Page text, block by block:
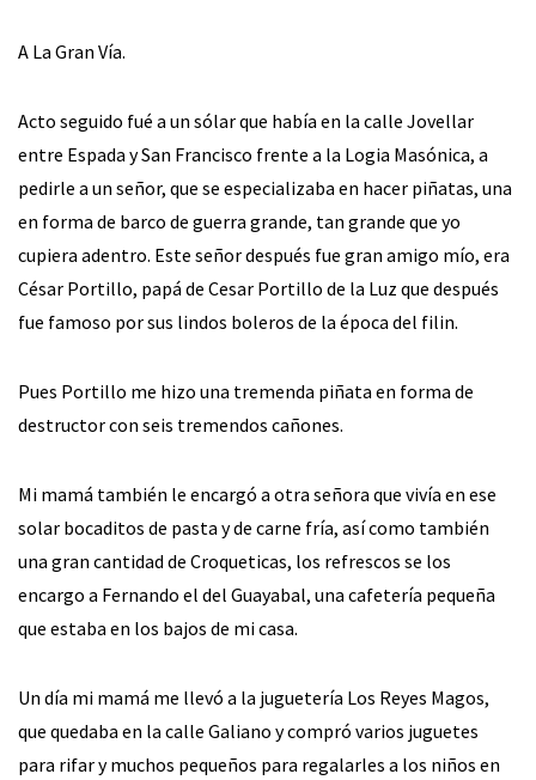
A La Gran Vía.
Acto seguido fué a un sólar que había en la calle Jovellar
entre Espada y San Francisco frente a la Logia Masónica, a
pedirle a un señor, que se especializaba en hacer piñatas, una
en forma de barco de guerra grande, tan grande que yo
cupiera adentro. Este señor después fue gran amigo mío, era
César Portillo, papá de Cesar Portillo de la Luz que después
fue famoso por sus lindos boleros de la época del filin.
Pues Portillo me hizo una tremenda piñata en forma de
destructor con seis tremendos cañones.
Mi mamá también le encargó a otra señora que vivía en ese
solar bocaditos de pasta y de carne fría, así como también
una gran cantidad de Croqueticas, los refrescos se los
encargo a Fernando el del Guayabal, una cafetería pequeña
que estaba en los bajos de mi casa.
Un día mi mamá me llevó a la juguetería Los Reyes Magos,
que quedaba en la calle Galiano y compró varios juguetes
para rifar y muchos pequeños para regalarles a los niños en